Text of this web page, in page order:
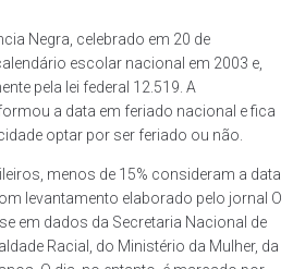
Negra, celebrado em 20 de
escolar nacional em 2003 e,
pela lei federal 12.519. A
a data em feriado nacional e fica
optar por ser feriado ou não.
menos de 15% consideram a data
levantamento elaborado pelo jornal O
em dados da Secretaria Nacional de
Racial, do Ministério da Mulher, da